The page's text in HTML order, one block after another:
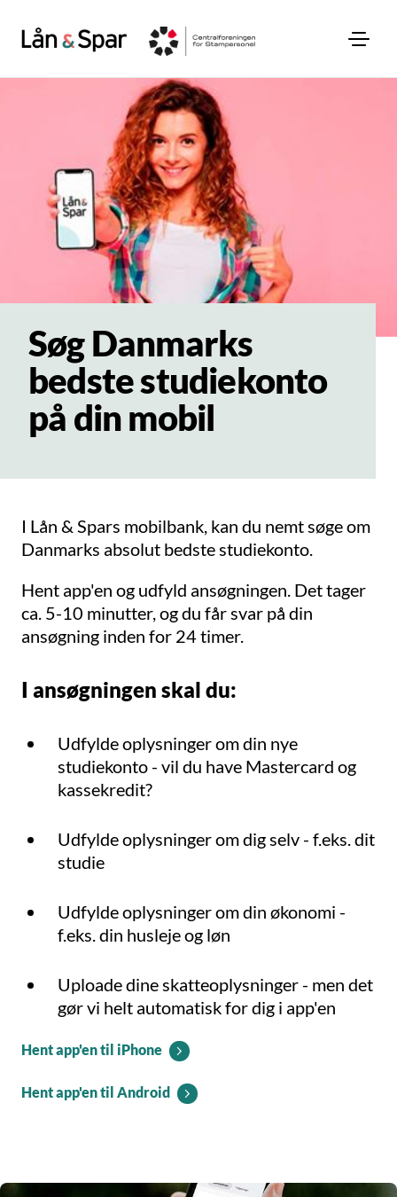
Søg Danmarks
bedste studiekonto
på din mobil
I Lån & Spars mobilbank, kan du nemt søge om
Danmarks absolut bedste studiekonto.
Hent app'en og udfyld ansøgningen. Det tager
ca. 5-10 minutter, og du får svar på din
ansøgning inden for 24 timer.
I ansøgningen skal du:
Udfylde oplysninger om din nye
studiekonto - vil du have Mastercard og
kassekredit?
Udfylde oplysninger om dig selv - f.eks. dit
studie
Udfylde oplysninger om din økonomi -
f.eks. din husleje og løn
Uploade dine skatteoplysninger - men det
gør vi helt automatisk for dig i app'en
Hent app'en til iPhone
Hent app'en til Android